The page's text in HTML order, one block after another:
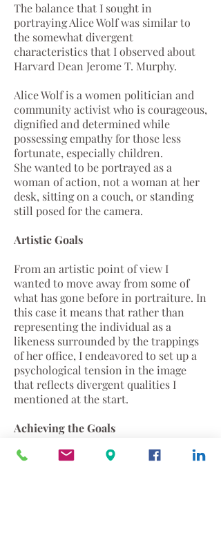
The balance that I sought in
portraying Alice Wolf was similar to
the somewhat divergent
characteristics that I observed about
Harvard Dean Jerome T. Murphy.
Alice Wolf is a women politician and
community activist who is courageous,
dignified and determined while
possessing empathy for those less
fortunate, especially children.
She wanted to be portrayed as a
woman of action, not a woman at her
desk, sitting on a couch, or standing
still posed for the camera.
Artistic Goals
From an artistic point of view I
wanted to move away from some of
what has gone before in portraiture. In
this case it means that rather than
representing the individual as a
likeness surrounded by the trappings
of her office, I endeavored to set up a
psychological tension in the image
that reflects divergent qualities I
mentioned at the start.
Achieving the Goals
As in all my portraits, technically I set